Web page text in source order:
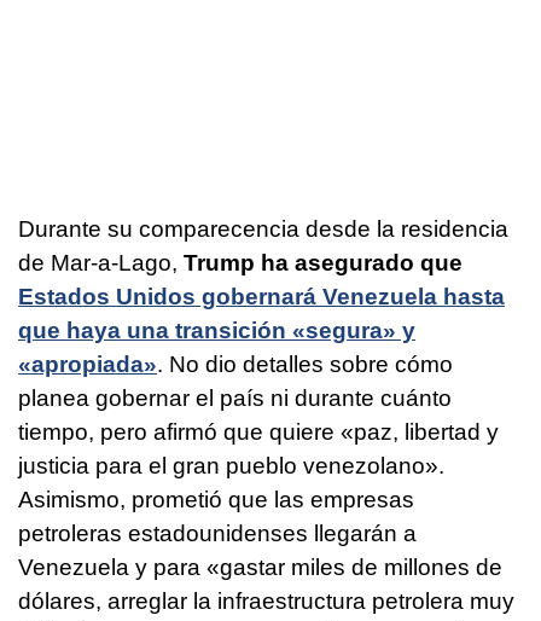
Durante su comparecencia desde la residencia
de Mar-a-Lago, Trump ha asegurado que
Estados Unidos gobernará Venezuela hasta
que haya una transición «segura» y
«apropiada». No dio detalles sobre cómo
planea gobernar el país ni durante cuánto
tiempo, pero afirmó que quiere «paz, libertad y
justicia para el gran pueblo venezolano».
Asimismo, prometió que las empresas
petroleras estadounidenses llegarán a
Venezuela y para «gastar miles de millones de
dólares, arreglar la infraestructura petrolera muy